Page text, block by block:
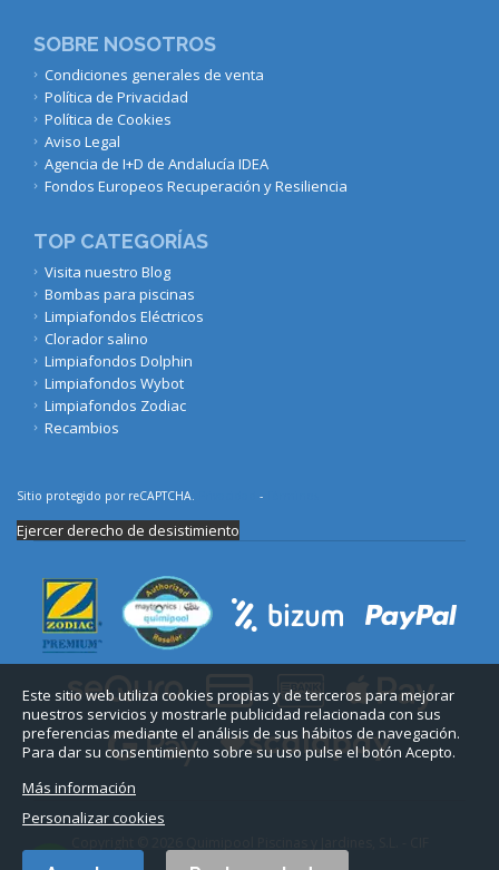
SOBRE NOSOTROS
Condiciones generales de venta
Política de Privacidad
Política de Cookies
Aviso Legal
Agencia de I+D de Andalucía IDEA
Fondos Europeos Recuperación y Resiliencia
TOP CATEGORÍAS
Visita nuestro Blog
Bombas para piscinas
Limpiafondos Eléctricos
Clorador salino
Limpiafondos Dolphin
Limpiafondos Wybot
Limpiafondos Zodiac
Recambios
Este sitio web utiliza cookies propias y de terceros para mejorar
nuestros servicios y mostrarle publicidad relacionada con sus
preferencias mediante el análisis de sus hábitos de navegación.
Para dar su consentimiento sobre su uso pulse el botón Acepto.
Más información
Personalizar cookies
Sitio protegido por reCAPTCHA. -
Ejercer derecho de desistimiento